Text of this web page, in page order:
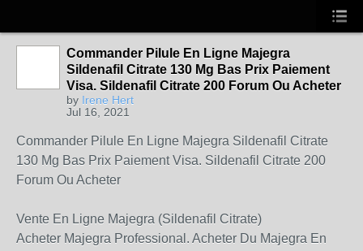
Commander Pilule En Ligne Majegra
Sildenafil Citrate 130 Mg Bas Prix Paiement
Visa. Sildenafil Citrate 200 Forum Ou Acheter
by Irene Hert
Jul 16, 2021
Commander Pilule En Ligne Majegra Sildenafil Citrate
130 Mg Bas Prix Paiement Visa. Sildenafil Citrate 200
Forum Ou Acheter
Vente En Ligne Majegra (Sildenafil Citrate)
Acheter Majegra Professional. Acheter Du Majegra En